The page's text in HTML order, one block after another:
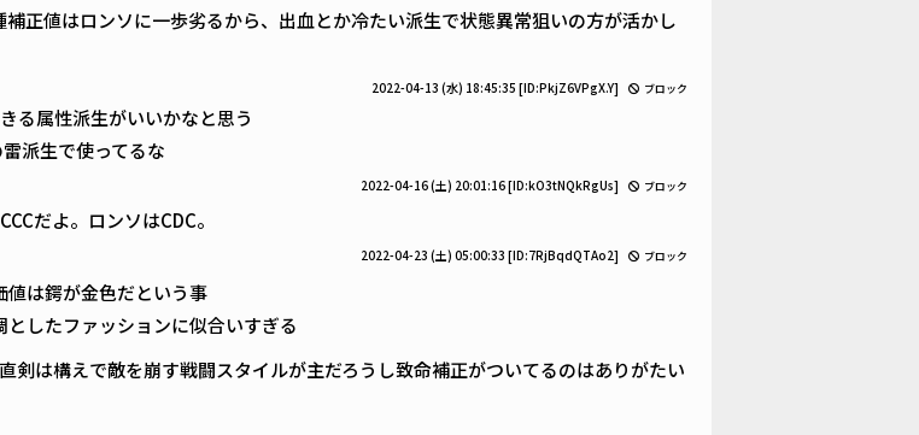
補正値はロンソに一歩劣るから、出血とか冷たい派生で状態異常狙いの方が活かし
2022-04-13 (水) 18:45:35 [ID:PkjZ6VPgX.Y] ブロック
る属性派生がいいかなと思う
派生で使ってるな
2022-04-16 (土) 20:01:16[ID:kO3tNQkRgUs] ブロック
だよ。ロンソはCDC。
2022-04-23 (土) 05:00:33 [ID:7RjBqdQTAo2] ブロック
値は鍔が金色だという事
としたファッションに似合いすぎる
剣は構えで敵を崩す戦闘スタイルが主だろうし致命補正がついてるのはありがたい